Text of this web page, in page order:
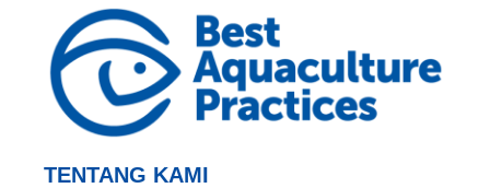
TENTANG KAMI